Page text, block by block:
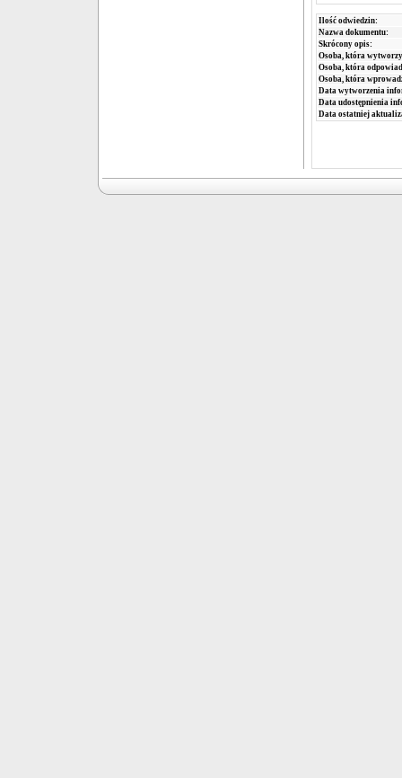
Ilość odwiedzin:
Nazwa dokumentu:
Skrócony opis:
Osoba, która
Osoba, która
Osoba, która
Data wytworzenia
Data udostępnienia
Data ostatniej